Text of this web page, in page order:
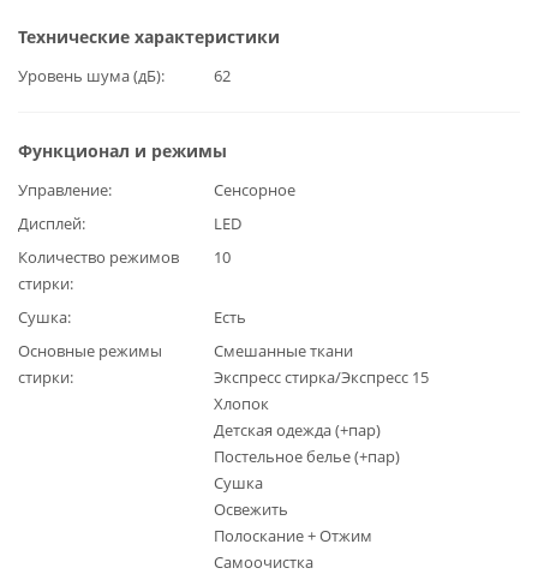
Технические характеристики
Уровень шума (дБ) 62
Функционал и режимы
Управление
Сенсорное
Дисплей
LED
Количество режимов
стирки
10
Сушка
Есть
Основные режимы
стирки
Смешанные ткани
Экспресс стирка/Экспресс 15
Хлопок
Детская одежда (+пар)
Постельное белье (+пар)
Сушка
Освежить
Полоскание + Отжим
Самоочистка